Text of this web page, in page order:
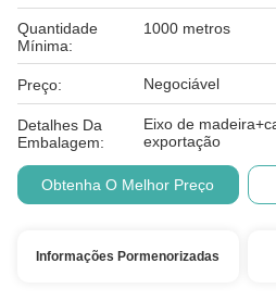
Quantidade
Mínima:
1000 metros
Preço: Negociável
Detalhes Da
Embalagem:
Eixo de
exportação
Obtenha O Melhor Preço
Informações Pormenorizadas